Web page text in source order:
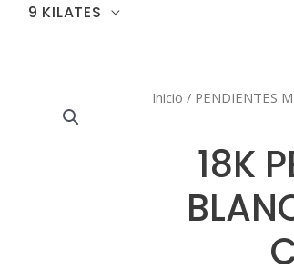
9 KILATES
Inicio / PENDIENTES
18K